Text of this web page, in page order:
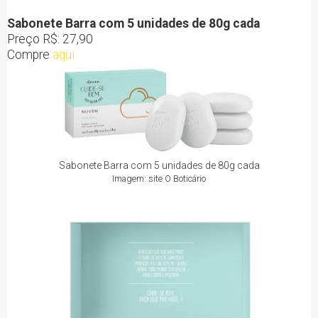
Sabonete Barra com 5 unidades de 80g cada
Preço R$: 27,90
Compre aqui
Sabonete Barra com 5 unidades de 80g cada
Imagem: site O Boticário